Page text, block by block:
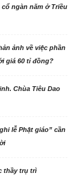
cổ ngàn năm ở Triều
ảnh về việc phần
giá 60 tỉ đồng?
Chùa Tiêu Dao
lễ Phật giáo” cần
thầy trụ trì